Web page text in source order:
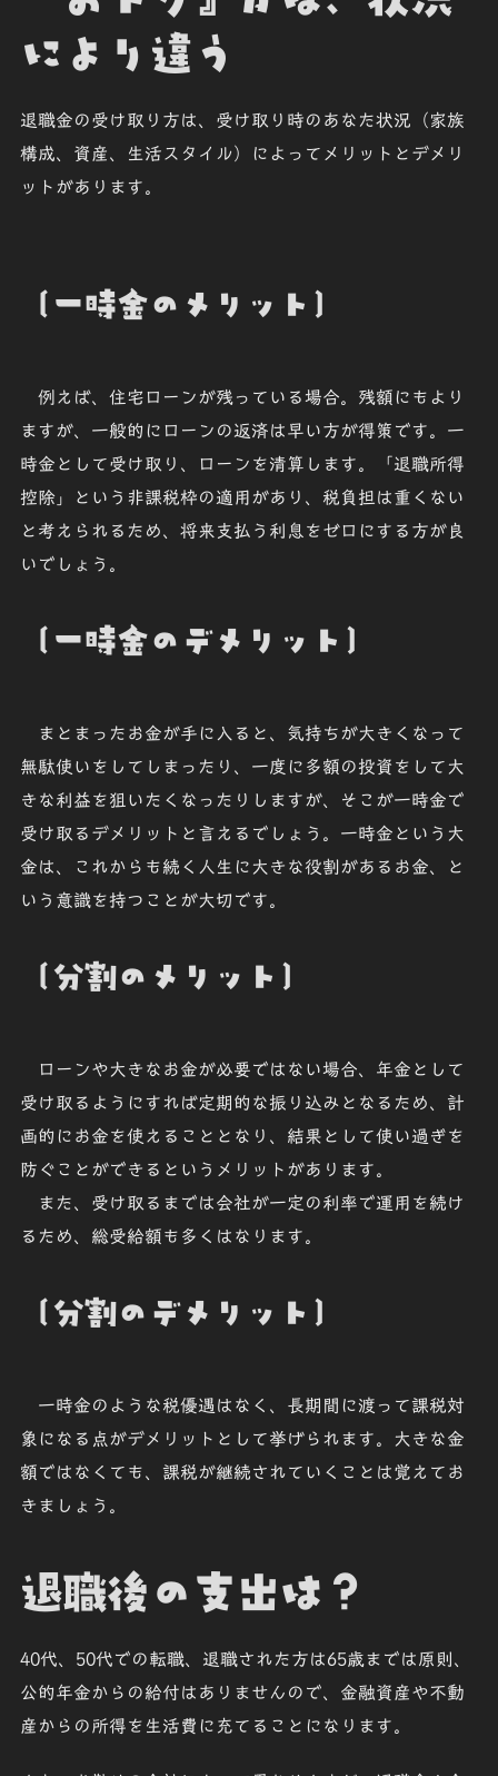
により違う
退職金の受け取り方は、受け取り時のあなた状況（家族
構成、資産、生活スタイル）によって メリット と デメリ
ット があります。
〔一時金のメリット〕
例えば、住宅ローンが残っている場合。残額にもより
ますが、一般的にローンの返済は早い方が得策です。一
時金として受け取り、ローンを清算します。「退職所得
控除」という非課税枠の適用があり、税負担は重くない
と考えられるため、将来支払う利息をゼロにする方が良
いでしょう。
〔一時金のデメリット〕
まとまったお金が手に入ると、気持ちが大きくなって
無駄使いをしてしまったり、一度に多額の投資をして大
きな利益を狙いたくなったりしますが、そこが一時金で
受け取るデメリットと言えるでしょう。一時金という大
金は、これからも続く人生に大きな役割があるお金、と
いう意識を持つことが大切です。
〔分割のメリット〕
ローンや大きなお金が必要ではない場合、年金として
受け取るようにすれば定期的な振り込みとなるため、計
画的にお金を使えることとなり、結果として使い過ぎを
防ぐことができるというメリットがあります。
また、受け取るまでは会社が一定の利率で運用を続け
るため、総受給額も多くはなります。
〔分割のデメリット〕
一時金のような税優遇はなく、長期間に渡って課税対
象になる点がデメリットとして挙げられます。大きな金
額ではなくても、課税が継続されていくことは覚えてお
きましょう。
退職後の支出は？
40代、50代での転職、退職された方は65歳までは原則、
公的年金からの給付はありませんので、金融資産や不動
産からの所得を生活費に充てることになります。